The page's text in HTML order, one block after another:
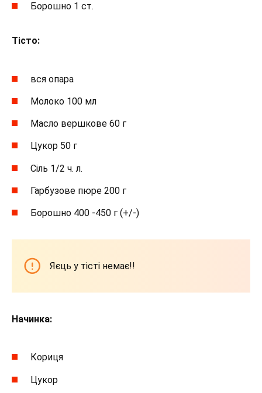
Борошно 1 ст.
Тісто:
вся опара
Молоко 100 мл
Масло вершкове 60 г
Цукор 50 г
Сіль 1/2 ч. л.
Гарбузове пюре 200 г
Борошно 400 -450 г (+/-)
Яєць у тісті немає!!
Начинка:
Кориця
Цукор